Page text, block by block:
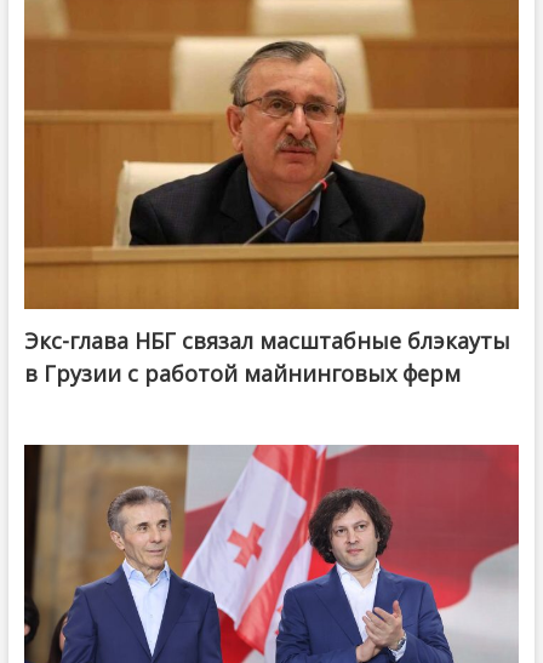
Экс-глава НБГ связал масштабные блэкауты
в Грузии с работой майнинговых ферм